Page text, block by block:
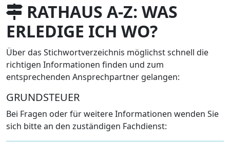
RATHAUS A-Z: WAS
ERLEDIGE ICH WO?
Über das Stichwortverzeichnis möglichst schnell die
richtigen Informationen finden und zum
entsprechenden Ansprechpartner gelangen:
GRUNDSTEUER
Bei Fragen oder für weitere Informationen wenden Sie
sich bitte an den zuständigen Fachdienst: